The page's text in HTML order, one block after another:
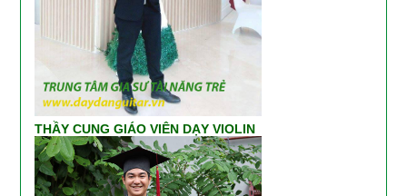
THẦY CUNG GIÁO VIÊN DẠY VIOLIN